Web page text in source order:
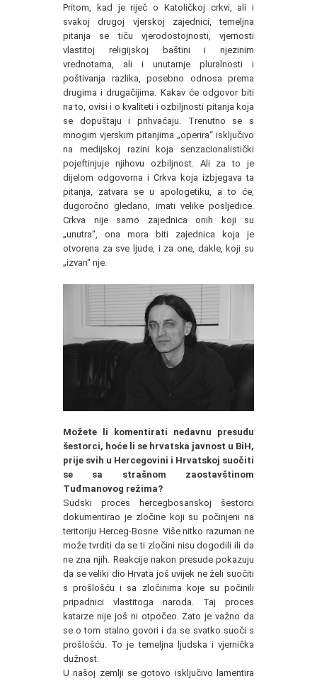
Pritom, kad je riječ o Katoličkoj crkvi, ali i
svakoj drugoj vjerskoj zajednici, temeljna
pitanja se tiču vjerodostojnosti, vjernosti
vlastitoj religijskoj baštini i njezinim
vrednotama, ali i unutarnje pluralnosti i
poštivanja razlika, posebno odnosa prema
drugima i drugačijima. Kakav će odgovor biti
na to, ovisi i o kvaliteti i ozbiljnosti pitanja koja
se dopuštaju i prihvaćaju. Trenutno se s
mnogim vjerskim pitanjima „operira“ isključivo
na medijskoj razini koja senzacionalistički
pojeftinjuje njihovu ozbiljnost. Ali za to je
dijelom odgovorna i Crkva koja izbjegava ta
pitanja, zatvara se u apologetiku, a to će,
dugoročno gledano, imati velike posljedice.
Crkva nije samo zajednica onih koji su
„unutra“, ona mora biti zajednica koja je
otvorena za sve ljude, i za one, dakle, koji su
„izvan“ nje.
Možete li komentirati nedavnu presudu
šestorci, hoće li se hrvatska javnost u BiH,
prije svih u Hercegovini i Hrvatskoj suočiti
se sa strašnom zaostavštinom
Tuđmanovog režima?
Sudski proces hercegbosanskoj šestorci
dokumentirao je zločine koji su počinjeni na
teritoriju Herceg-Bosne. Više nitko razuman ne
može tvrditi da se ti zločini nisu dogodili ili da
ne zna njih. Reakcije nakon presude pokazuju
da se veliki dio Hrvata još uvijek ne želi suočiti
s prošlošću i sa zločinima koje su počinili
pripadnici vlastitoga naroda. Taj proces
katarze nije još ni otpočeo. Zato je važno da
se o tom stalno govori i da se svatko suoči s
prošlošću. To je temeljna ljudska i vjernička
dužnost.
U našoj zemlji se gotovo isključivo lamentira